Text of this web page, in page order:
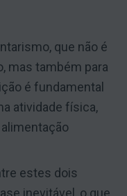
que não é
mas também para
é fundamental
atividade física,
estes dois
inevitável, o que